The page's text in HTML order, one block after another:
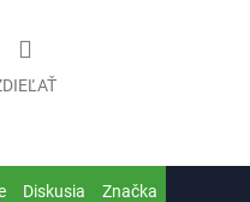
Diskusia Značka